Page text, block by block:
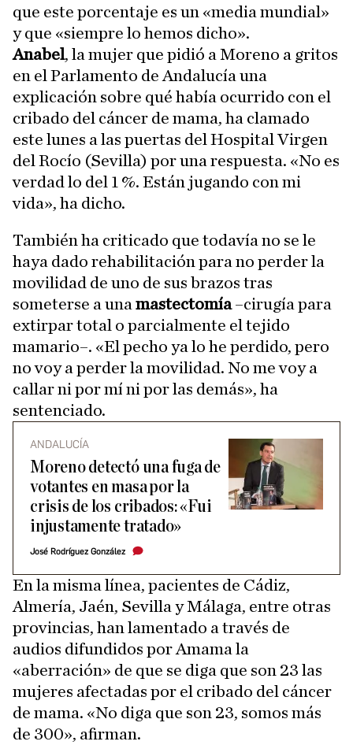
que este porcentaje es un «media mundial»
y que «siempre lo hemos dicho».
Anabel, la mujer que pidió a Moreno a gritos
en el Parlamento de Andalucía una
explicación sobre qué había ocurrido con el
cribado del cáncer de mama, ha clamado
este lunes a las puertas del Hospital Virgen
del Rocío (Sevilla) por una respuesta. «No es
verdad lo del 1 %. Están jugando con mi
vida», ha dicho.
También ha criticado que todavía no se le
haya dado rehabilitación para no perder la
movilidad de uno de sus brazos tras
someterse a una mastectomía–cirugía para
extirpar total o parcialmente el tejido
mamario–. «El pecho ya lo he perdido, pero
no voy a perder la movilidad. No me voy a
callar ni por mí ni por las demás», ha
sentenciado.
ANDALUCÍA
Moreno detectó una fuga de
votantes en masa por la
crisis de los cribados: «Fui
injustamente tratado»
José Rodríguez González
En la misma línea, pacientes de Cádiz,
Almería, Jaén, Sevilla y Málaga, entre otras
provincias, han lamentado a través de
audios difundidos por Amama la
«aberración» de que se diga que son 23 las
mujeres afectadas por el cribado del cáncer
de mama. «No diga que son 23, somos más
de 300», afirman.